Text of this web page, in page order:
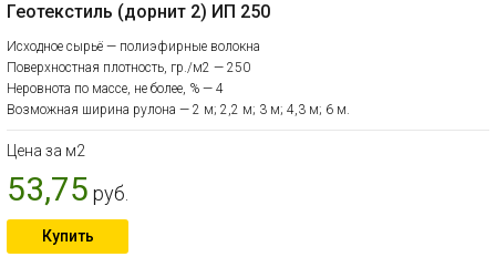
Геотекстиль (дорнит 2) ИП 250
Исходное сырьё — полиэфирные волокна
Поверхностная плотность, гр./м2 — 250
Неровнота по массе, не более, % — 4
Возможная ширина рулона — 2 м; 2,2 м; 3 м; 4,3 м; 6 м.
Цена за м2
53,75 руб.
Купить